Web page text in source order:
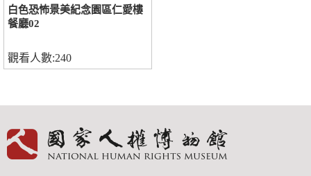
白色恐怖景美紀念園區仁愛樓
餐廳02
觀看人數:240